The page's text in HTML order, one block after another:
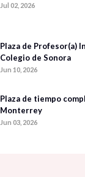
Jul 02, 2026
Plaza de Profesor(a)
Colegio de Sonora
Jun 10, 2026
Plaza de tiempo
Monterrey
Jun 03, 2026